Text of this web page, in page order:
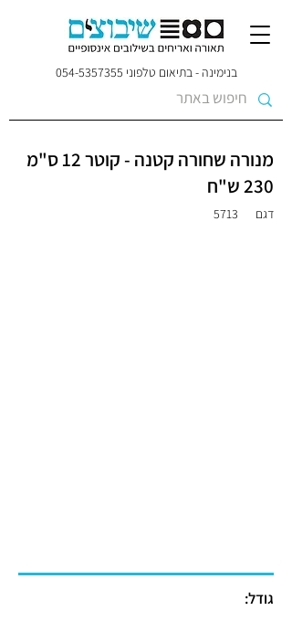
בנימינה - בתיאום טלפוני 054-5357355
מנורה שחורה קטנה - קוטר 12 ס"מ
230 ש"ח
דגם 5713
גודל: